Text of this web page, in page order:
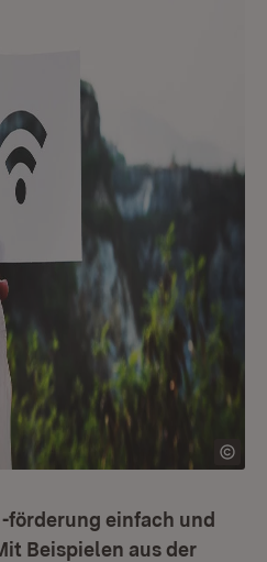
förderung einfach und
Beispielen aus der